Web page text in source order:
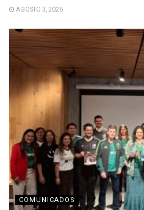
AGOSTO 3, 2026
COMUNICADOS